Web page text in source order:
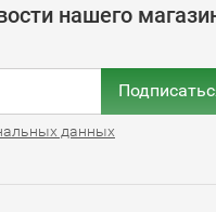
нашего
данных